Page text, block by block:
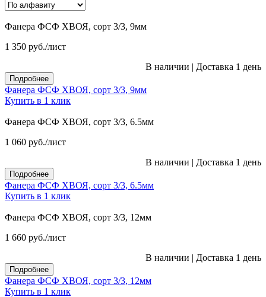
Фанера ФСФ ХВОЯ, сорт 3/3, 9мм
1 350 руб./лист
В наличии | Доставка 1 день
Подробнее
Фанера ФСФ ХВОЯ, сорт 3/3, 9мм
Купить в 1 клик
Фанера ФСФ ХВОЯ, сорт 3/3, 6.5мм
1 060 руб./лист
В наличии | Доставка 1 день
Подробнее
Фанера ФСФ ХВОЯ, сорт 3/3, 6.5мм
Купить в 1 клик
Фанера ФСФ ХВОЯ, сорт 3/3, 12мм
1 660 руб./лист
В наличии | Доставка 1 день
Подробнее
Фанера ФСФ ХВОЯ, сорт 3/3, 12мм
Купить в 1 клик